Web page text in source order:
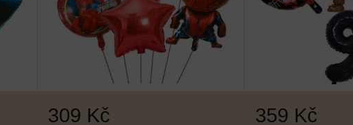
309 Kč 359 Kč